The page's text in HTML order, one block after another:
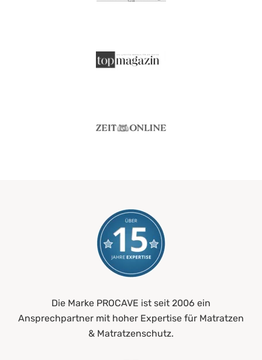
Die Marke PROCAVE ist seit 2006 ein
Ansprechpartner mit hoher Expertise für Matratzen
& Matratzenschutz.